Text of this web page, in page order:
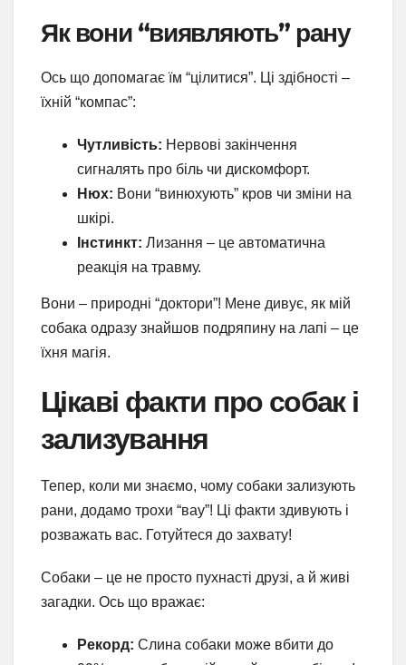
Як вони “виявляють” рану
Ось що допомагає їм “цілитися”. Ці здібності –
їхній “компас”:
Чутливість: Нервові закінчення
сигналять про біль чи дискомфорт.
Нюх: Вони “винюхують” кров чи зміни на
шкірі.
Інстинкт: Лизання – це автоматична
реакція на травму.
Вони – природні “доктори”! Мене дивує, як мій
собака одразу знайшов подряпину на лапі – це
їхня магія.
Цікаві факти про собак і
зализування
Тепер, коли ми знаємо, чому собаки зализують
рани, додамо трохи “вау”! Ці факти здивують і
розважать вас. Готуйтеся до захвату!
Собаки – це не просто пухнасті друзі, а й живі
загадки. Ось що вражає:
Рекорд: Слина собаки може вбити до